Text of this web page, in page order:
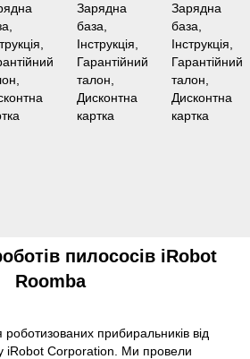
Зарядна
база,
Інструкція,
Гарантійний
талон,
Дисконтна
картка
Зарядна
база,
Інструкція,
Гарантійний
талон,
Дисконтна
картка
пилососів iRobot
Roomba
прибиральників від
iRobot Corporation. Ми провели